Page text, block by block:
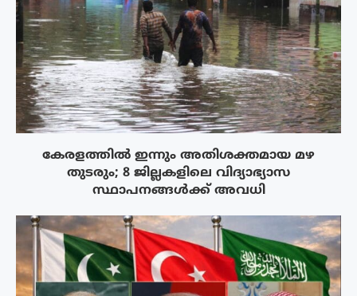
കേരളത്തിൽ ഇന്നും അതിശക്തമായ മഴ
തുടരും; 8 ജില്ലകളിലെ വിദ്യാഭ്യാസ
സ്ഥാപനങ്ങൾക്ക് അവധി